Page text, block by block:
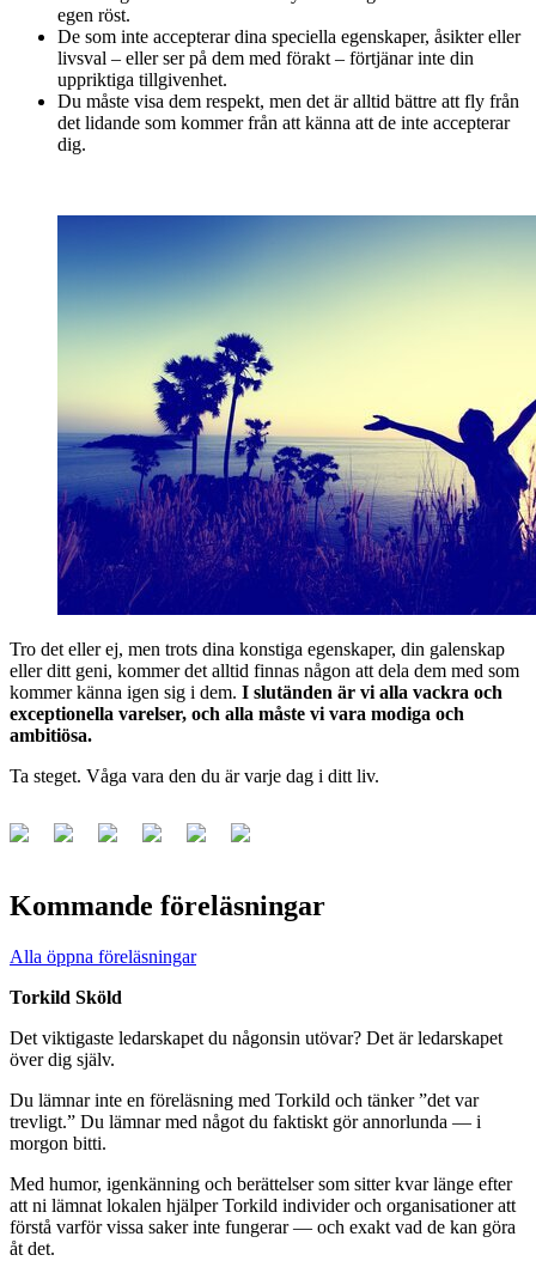
egen röst.
De som inte accepterar dina speciella egenskaper, åsikter eller
livsval – eller ser på dem med förakt – förtjänar inte din
uppriktiga tillgivenhet.
Du måste visa dem respekt, men det är alltid bättre att fly från
det lidande som kommer från att känna att de inte accepterar
dig.
Tro det eller ej, men trots dina konstiga egenskaper, din galenskap
eller ditt geni, kommer det alltid finnas någon att dela dem med som
kommer känna igen sig i dem. I slutänden är vi alla vackra och
exceptionella varelser, och alla måste vi vara modiga och
ambitiösa.
Ta steget. Våga vara den du är varje dag i ditt liv.
Kommande föreläsningar
Alla öppna föreläsningar
Torkild Sköld
Det viktigaste ledarskapet du någonsin utövar? Det är ledarskapet
över dig själv.
Du lämnar inte en föreläsning med Torkild och tänker ”det var
trevligt.” Du lämnar med något du faktiskt gör annorlunda — i
morgon bitti.
Med humor, igenkänning och berättelser som sitter kvar länge efter
att ni lämnat lokalen hjälper Torkild individer och organisationer att
förstå varför vissa saker inte fungerar — och exakt vad de kan göra
åt det.